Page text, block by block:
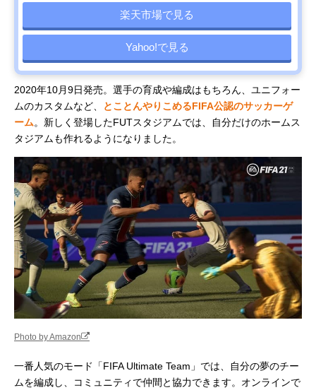
楽天市場で見る
Yahoo!で見る
2020年10月9日発売。選手の育成や編成はもちろん、ユニフォー
ムのカスタムなど、
とことんやりこめるFIFA公認のサッカーゲ
ーム。新しく登場したFUTスタジアムでは、自分だけのホームス
タジアムも作れるようになりました。
Photo by Amazon
一番人気のモード「FIFA Ultimate Team」では、自分の夢のチー
ムを編成し、コミュニティで仲間と協力できます。オンラインで